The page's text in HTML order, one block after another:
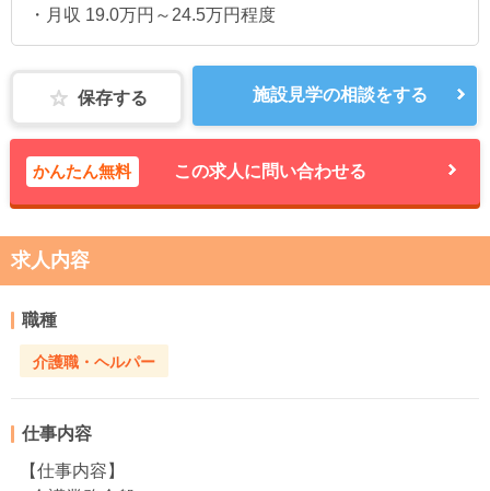
・月収 19.0万円～24.5万円程度
保存する 施設見学の相談をする
かんたん無料 この求人に問い合わせる
求人内容
職種
介護職・ヘルパー
仕事内容
【仕事内容】